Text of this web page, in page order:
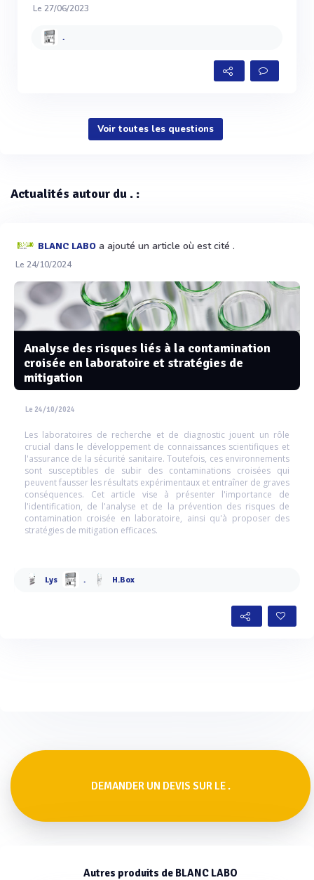
Le 27/06/2023
.
Voir toutes les questions
Actualités autour du . :
BLANC LABO a ajouté un article où est cité .
Le 24/10/2024
Analyse des risques liés à la contamination
croisée en laboratoire et stratégies de
mitigation
Le 24/10/2024
Les laboratoires de recherche et de diagnostic jouent un rôle
crucial dans le développement de connaissances scientifiques et
l'assurance de la sécurité sanitaire. Toutefois, ces environnements
sont susceptibles de subir des contaminations croisées qui
peuvent fausser les résultats expérimentaux et entraîner de graves
conséquences. Cet article vise à présenter l'importance de
l'identification, de l'analyse et de la prévention des risques de
contamination croisée en laboratoire, ainsi qu'à proposer des
stratégies de mitigation efficaces.
Lys . H.Box
DEMANDER UN DEVIS SUR LE .
Autres produits de BLANC LABO